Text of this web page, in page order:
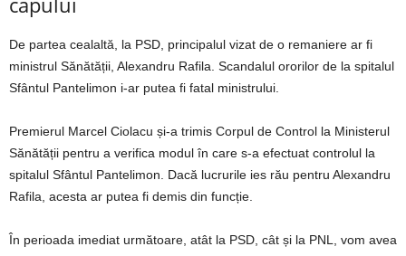
De partea cealaltă, la PSD, principalul vizat de o remaniere ar fi
ministrul Sănătății, Alexandru Rafila. Scandalul ororilor de la spitalul
Sfântul Pantelimon i-ar putea fi fatal ministrului.
Premierul Marcel Ciolacu și-a trimis Corpul de Control la Ministerul
Sănătății pentru a verifica modul în care s-a efectuat controlul la
spitalul Sfântul Pantelimon. Dacă lucrurile ies rău pentru Alexandru
Rafila, acesta ar putea fi demis din funcție.
În perioada imediat următoare, atât la PSD, cât și la PNL, vom avea